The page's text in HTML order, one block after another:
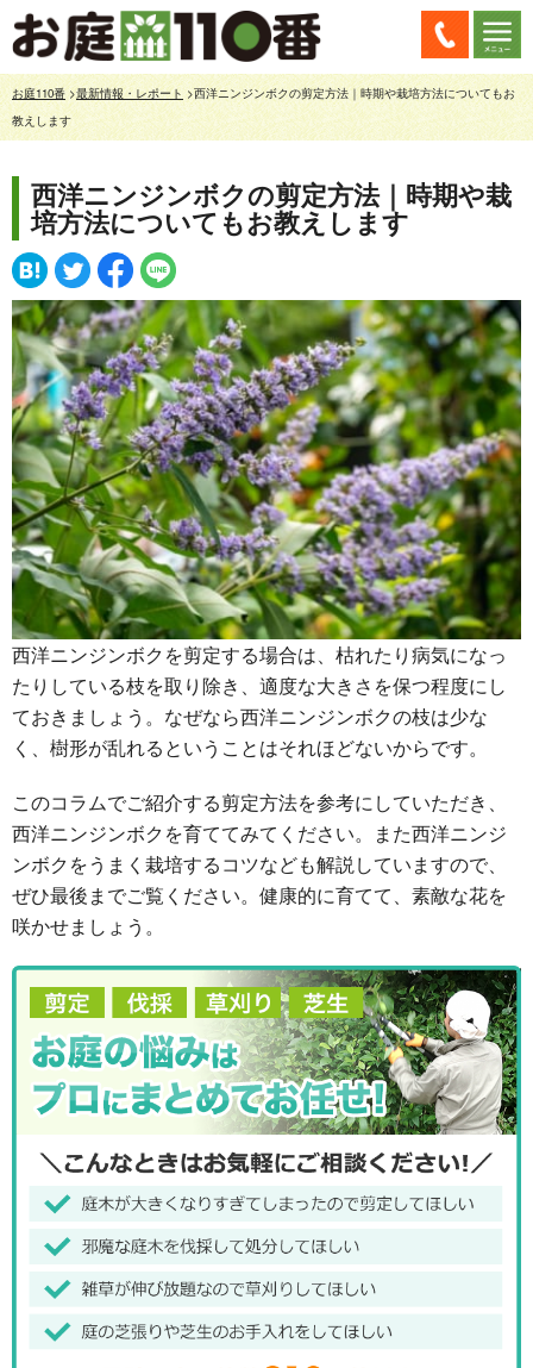
お庭110番>最新情報・レポート >西洋ニンジンボクの剪定方法｜時期や栽培方法についてもお
教えします
西洋ニンジンボクの剪定方法｜時期や栽
培方法についてもお教えします
西洋ニンジンボクを剪定する場合は、枯れたり病気になっ
たりしている枝を取り除き、適度な大きさを保つ程度にし
ておきましょう。なぜなら西洋ニンジンボクの枝は少な
く、樹形が乱れるということはそれほどないからです。
このコラムでご紹介する剪定方法を参考にしていただき、
西洋ニンジンボクを育ててみてください。また西洋ニンジ
ンボクをうまく栽培するコツなども解説していますので、
ぜひ最後までご覧ください。健康的に育てて、素敵な花を
咲かせましょう。